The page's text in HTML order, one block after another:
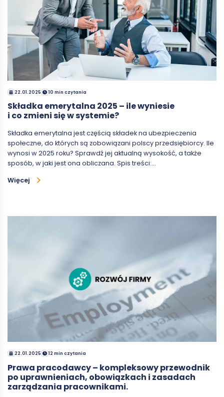
22.01.2025 10 min czytania
Składka emerytalna 2025 – ile wyniesie
i co zmieni się w systemie?
Składka emerytalna jest częścią składek na ubezpieczenia
społeczne, do których są zobowiązani polscy przedsiębiorcy. Ile
wynosi w 2025 roku? Sprawdź jej aktualną wysokość, a także
sposób, w jaki jest ona obliczana. Spis treści:…
Więcej
22.01.2025 12 min czytania
Prawa pracodawcy – kompleksowy przewodnik
po uprawnieniach, obowiązkach i zasadach
zarządzania pracownikami.